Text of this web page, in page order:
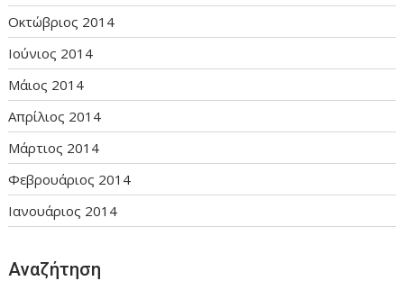
Οκτώβριος 2014
Ιούνιος 2014
Μάιος 2014
Απρίλιος 2014
Μάρτιος 2014
Φεβρουάριος 2014
Ιανουάριος 2014
Αναζήτηση